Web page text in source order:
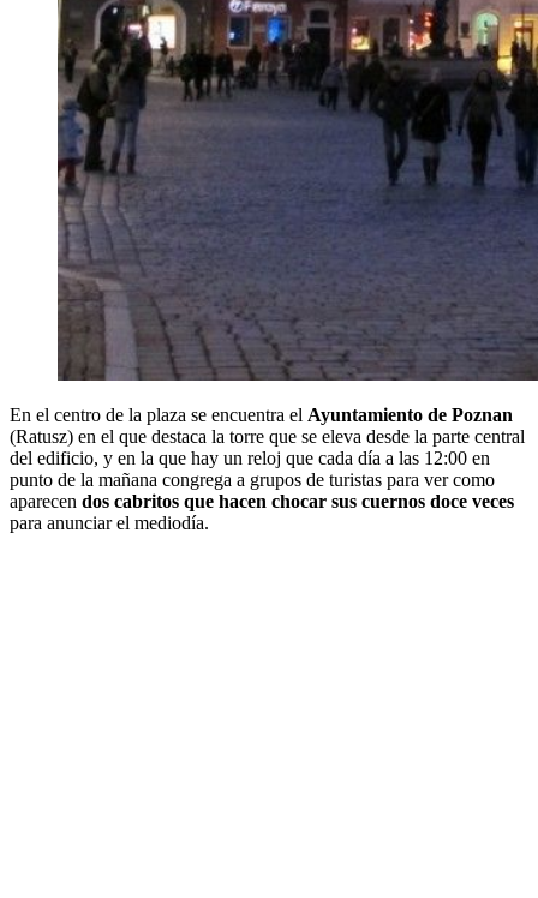
En el centro de la plaza se encuentra el Ayuntamiento de Poznan
(Ratusz) en el que destaca la torre que se eleva desde la parte central
del edificio, y en la que hay un reloj que cada día a las 12:00 en
punto de la mañana congrega a grupos de turistas para ver como
aparecen dos cabritos que hacen chocar sus cuernos doce veces
para anunciar el mediodía.